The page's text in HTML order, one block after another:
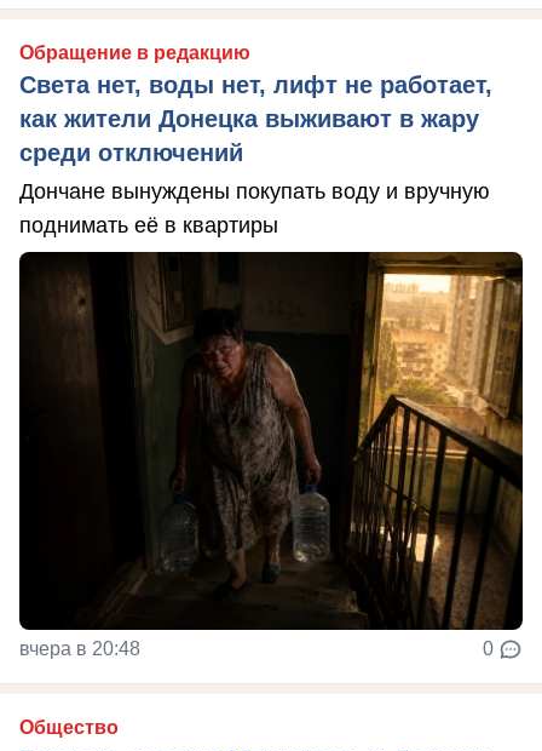
Обращение в редакцию
Света нет, воды нет, лифт не работает,
как жители Донецка выживают в жару
среди отключений
Дончане вынуждены покупать воду и вручную
поднимать её в квартиры
вчера в 20:48 0
Общество